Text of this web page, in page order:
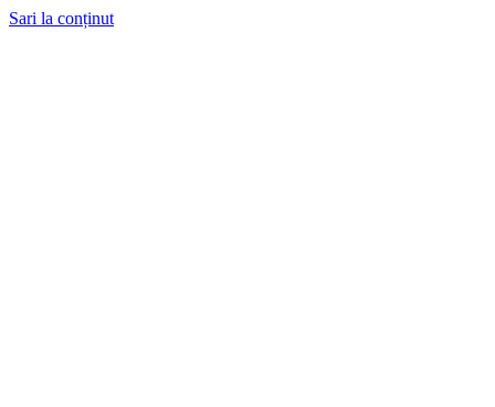
Sari la conținut